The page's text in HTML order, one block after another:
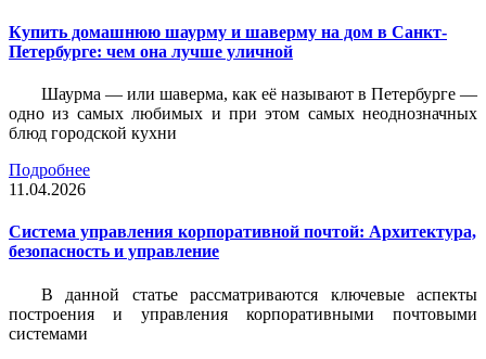
Купить домашнюю шаурму и шаверму на дом в Санкт-
Петербурге: чем она лучше уличной
Шаурма — или шаверма, как её называют в Петербурге —
одно из самых любимых и при этом самых неоднозначных
блюд городской кухни
Подробнее
11.04.2026
Система управления корпоративной почтой: Архитектура,
безопасность и управление
В данной статье рассматриваются ключевые аспекты
построения и управления корпоративными почтовыми
системами